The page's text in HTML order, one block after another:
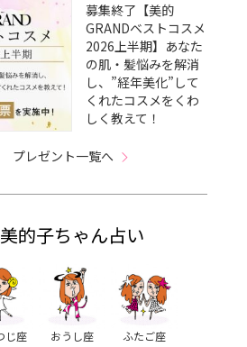
募集終了【美的
GRANDベストコスメ
2026上半期】あなた
の肌・髪悩みを解消
し、”経年美化”して
くれたコスメをくわ
しく教えて！
プレゼント一覧へ
美的子ちゃん占い
じ座 おうし座 ふたご座